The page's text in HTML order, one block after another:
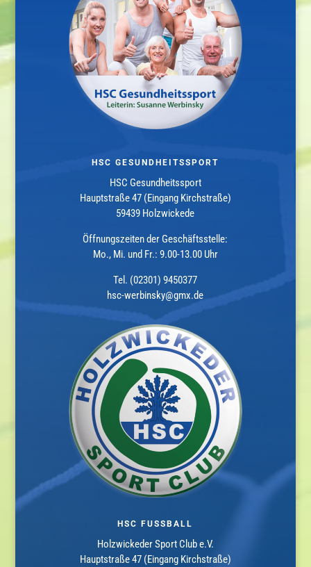
HSC GESUNDHEITSSPORT
HSC Gesundheitssport
Hauptstraße 47 (Eingang Kirchstraße)
59439 Holzwickede
Öffnungszeiten der Geschäftsstelle:
Mo., Mi. und Fr.: 9.00-13.00 Uhr
Tel. (02301) 9450377
hsc-werbinsky@gmx.de
HSC FUSSBALL
Holzwickeder Sport Club e.V.
Hauptstraße 47 (Eingang Kirchstraße)